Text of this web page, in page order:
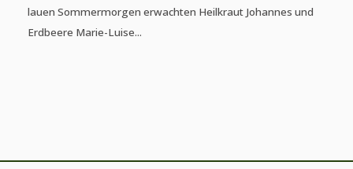
lauen Sommermorgen erwachten Heilkraut Johannes und
Erdbeere Marie-Luise...